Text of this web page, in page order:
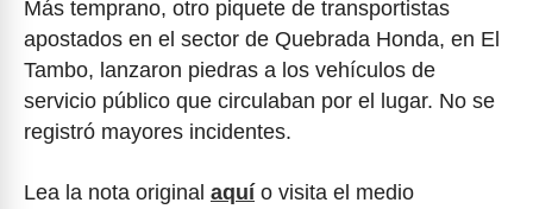
Más temprano, otro piquete de transportistas
apostados en el sector de Quebrada Honda, en El
Tambo, lanzaron piedras a los vehículos de
servicio público que circulaban por el lugar. No se
registró mayores incidentes.
Lea la nota original aquío visita el medio